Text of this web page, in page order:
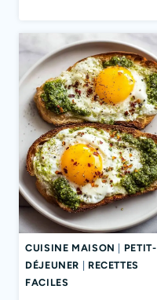
CUISINE MAISON
PETIT-
DÉJEUNER
RECETTES
FACILES